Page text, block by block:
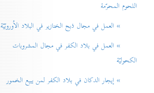
اللحوم المحرّمة
» العمل في مجال ذبح الخنازير في البلاد الاُوروبّيّة
» العمل في بلاد الكفر في مجال المشروبات
الكحوليّة
» إيجار الدكان في بلاد الكفر لمن يبيع الخمور